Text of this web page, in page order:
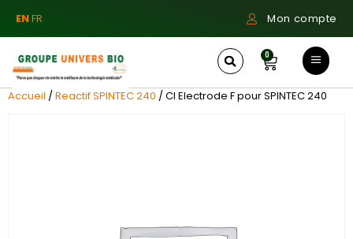
ENFR Mon compte
0
Accueil /Reactif SPINTEC 240 / Cl Electrode F pour SPINTEC 240